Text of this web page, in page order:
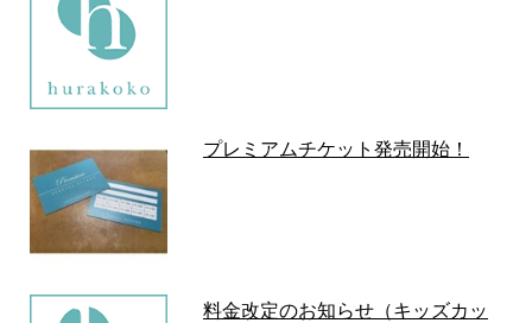
プレミアムチケット発売開始！
料金改定のお知らせ（キッズカッ